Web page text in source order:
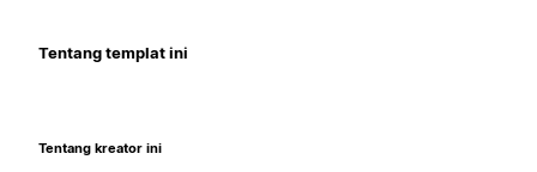
Tentang templat ini
Tentang kreator ini